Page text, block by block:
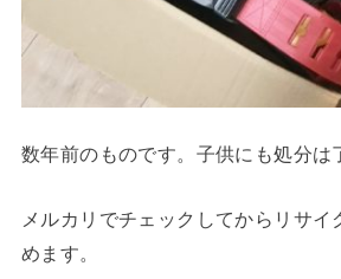
数年前のものです。子供にも処分は
メルカリでチェックしてからリサ
めます。